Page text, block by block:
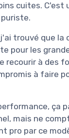
cuites. C'est
trouvé que la
pour les
recourir à des
à faire
ça
mais ne
pro par ce